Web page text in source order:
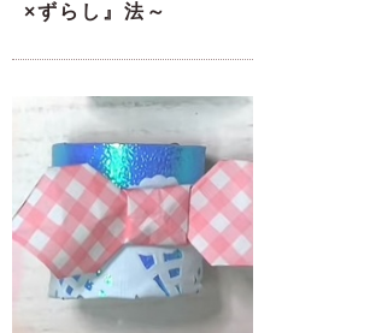
×ずらし』法～